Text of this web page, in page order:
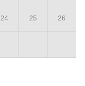
24 25 26